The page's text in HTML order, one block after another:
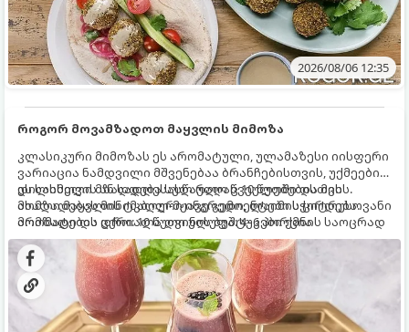
2026/08/06 12:35
როგორ მოვამზადოთ მაყვლის მიმოზა
კლასიკური მიმოზას ეს არომატული, ულამაზესი იისფერი
ვარიაცია ნამდვილი მშვენებაა ბრანჩებისთვის, უქმეების
დილისთვის ან სადღესასწაულო წვეულებებისთვის.
ახალი მაყვლის ტკბილ-მჟავე გემო, ლაიმის ციტრუსოვანი
არომატი და ცქრიალა ღვინის ბუშტუკები ქმნის საოცრად
დახვეწილ და მაგრილებელ კოქტეილს.
ეს სასმელი მზადდება სულ რაღაც 10 წუთში და მის
მომზადებას მინიმალური ინგრედიენტები სჭირდება.
მომზადების დრო: 10 წუთი ულუფა: 4–6 პორცია